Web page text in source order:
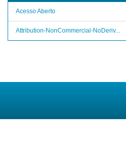
Acesso Aberto
Attribution-NonCommercial-NoDeriv...